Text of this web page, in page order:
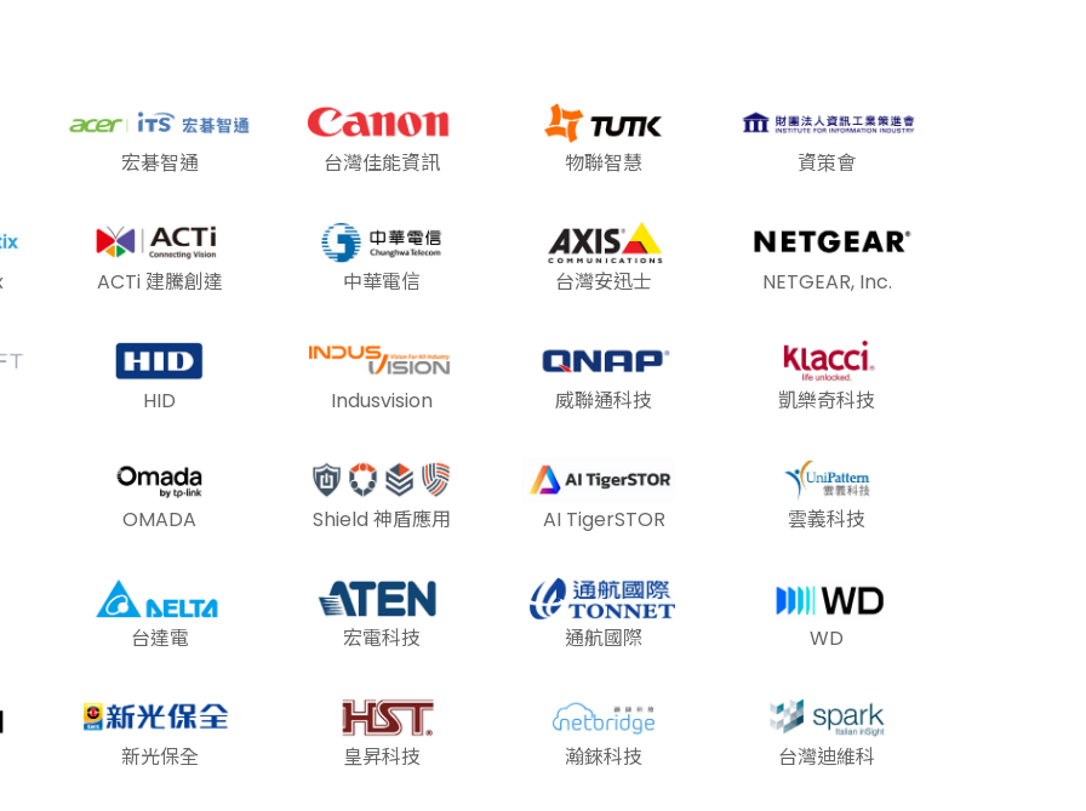
宏碁智通 台灣佳能資訊 物聯智慧 資策會
ACTi 建騰創達 中華電信 台灣安迅士 NETGEAR, Inc.
HID Indusvision 威聯通科技 凱樂奇科技
OMADA Shield 神盾應用 AI TigerSTOR 雲義科技
台達電 宏電科技 通航國際 WD
新光保全 皇昇科技 瀚錸科技 台灣迪維科